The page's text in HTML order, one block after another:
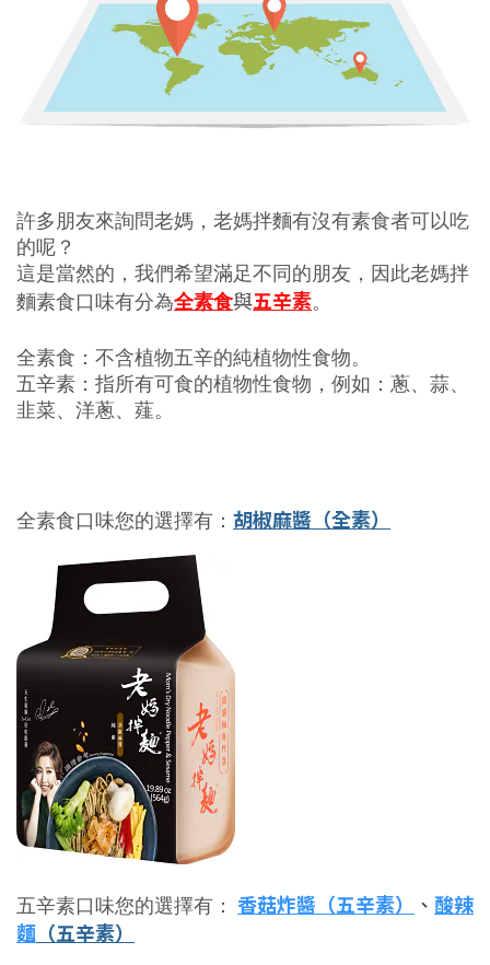
許多朋友來詢問老媽， 老媽拌麵有沒有素食者可以吃
的呢？
這是當然的，我們希望滿足不同的朋友， 因此老媽拌
麵素食口味有分為全素食與五辛素。
全素食：不含植物五辛的純植物性食物。
五辛素：指所有可食的植物性食物，例如：蔥、蒜、
韭菜、洋蔥、薤。
全素食口味您的選擇有： 胡椒麻醬 （全素）
五辛素口味您的選擇有： 香菇炸醬（五辛素） 、 酸辣
麵 （五辛素）